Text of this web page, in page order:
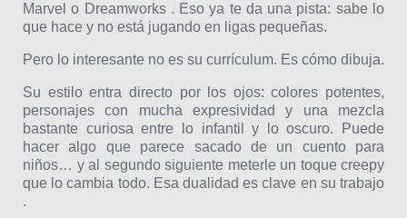
Marvel o Dreamworks . Eso ya te da una pista: sabe lo
que hace y no está jugando en ligas pequeñas.
Pero lo interesante no es su currículum. Es cómo dibuja.
Su estilo entra directo por los ojos: colores potentes,
personajes con mucha expresividad y una mezcla
bastante curiosa entre lo infantil y lo oscuro. Puede
hacer algo que parece sacado de un cuento para
niños… y al segundo siguiente meterle un toque creepy
que lo cambia todo. Esa dualidad es clave en su trabajo
.